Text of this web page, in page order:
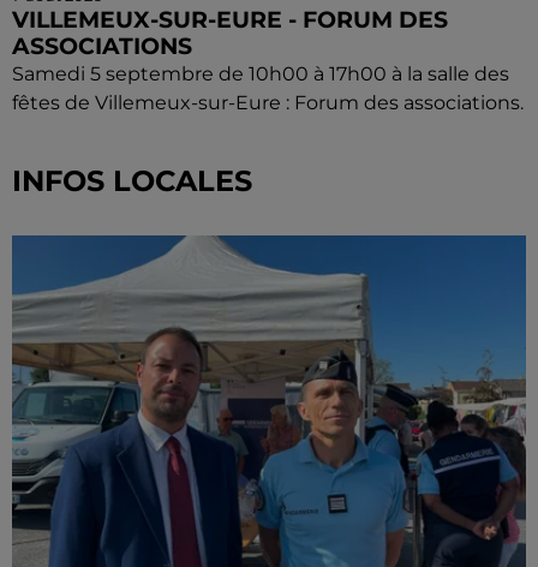
VILLEMEUX-SUR-EURE - FORUM DES
ASSOCIATIONS
Samedi 5 septembre de 10h00 à 17h00 à la salle des
fêtes de Villemeux-sur-Eure : Forum des associations.
INFOS LOCALES